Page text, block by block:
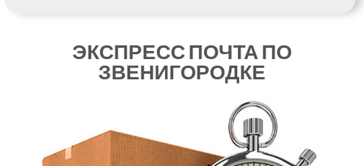
Быстрая курьерская доставка
Доставка за 60 минут
Сильпо доставка
ЭКСПРЕСС ПОЧТА ПО
ЗВЕНИГОРОДКЕ
Кропивницкий
Крыховцы
Крюковщина
Лиманка